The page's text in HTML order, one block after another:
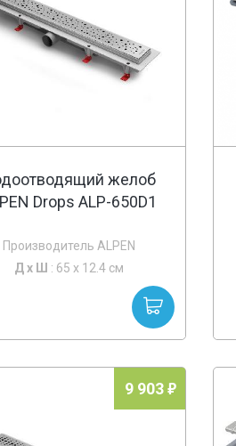
желоб
Drops ALP-650D1
Производитель ALPEN
Д х Ш : 65 x 12.4 см
9 903